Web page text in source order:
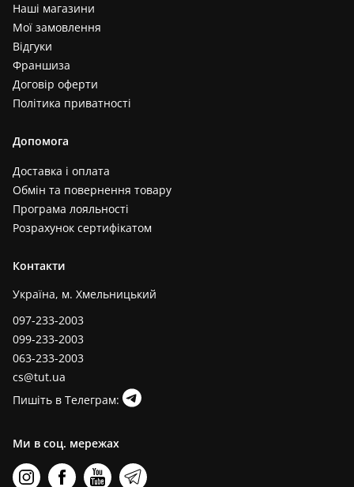
Наші магазини
Мої замовлення
Відгуки
Франшиза
Договір оферти
Політика приватності
Допомога
Доставка і оплата
Обмін та повернення товару
Програма лояльності
Розрахунок сертифікатом
Контакти
Україна, м. Хмельницький
097-233-2003
099-233-2003
063-233-2003
cs@tut.ua
Пишіть в Телеграм:
Ми в соц. мережах